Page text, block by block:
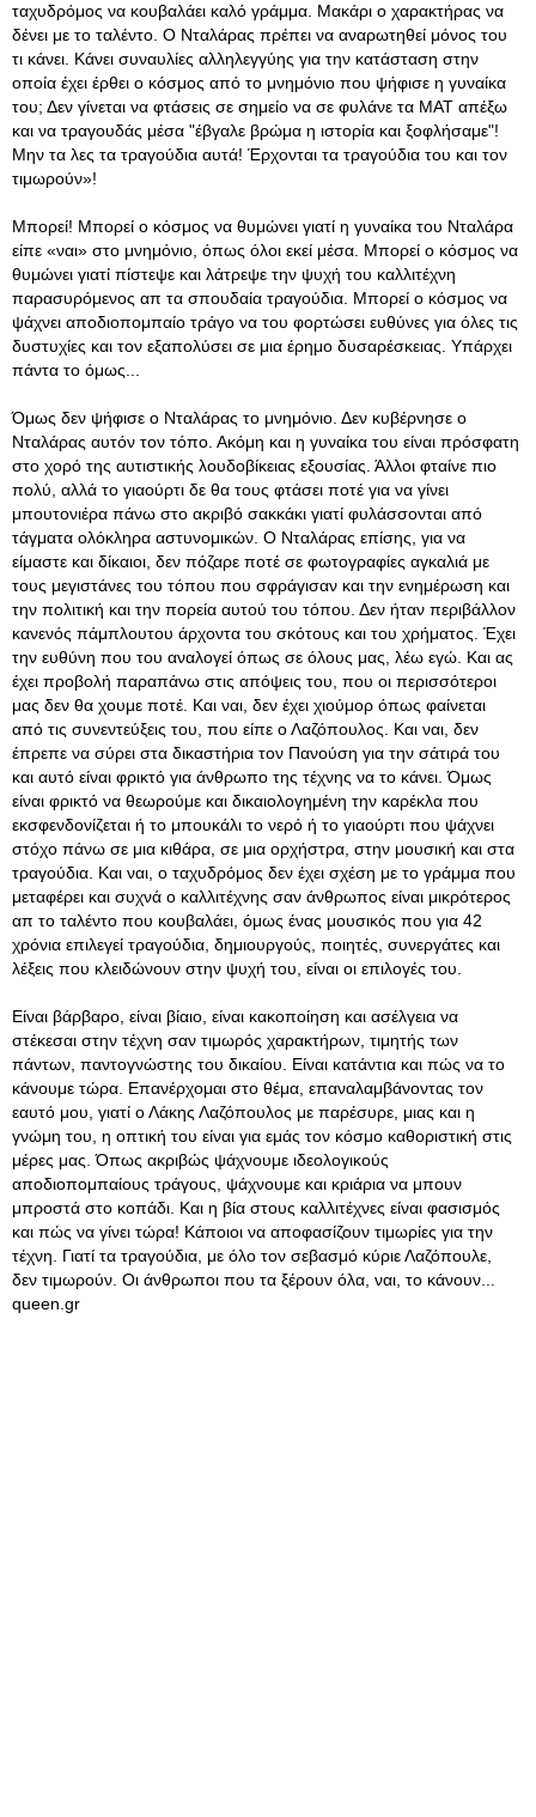
ταχυδρόμος να κουβαλάει καλό γράμμα. Μακάρι ο χαρακτήρας να
δένει με το ταλέντο. Ο Νταλάρας πρέπει να αναρωτηθεί μόνος του
τι κάνει. Κάνει συναυλίες αλληλεγγύης για την κατάσταση στην
οποία έχει έρθει ο κόσμος από το μνημόνιο που ψήφισε η γυναίκα
του; Δεν γίνεται να φτάσεις σε σημείο να σε φυλάνε τα ΜΑΤ απέξω
και να τραγουδάς μέσα "έβγαλε βρώμα η ιστορία και ξοφλήσαμε"!
Μην τα λες τα τραγούδια αυτά! Έρχονται τα τραγούδια του και τον
τιμωρούν»!
Μπορεί! Μπορεί ο κόσμος να θυμώνει γιατί η γυναίκα του Νταλάρα
είπε «ναι» στο μνημόνιο, όπως όλοι εκεί μέσα. Μπορεί ο κόσμος να
θυμώνει γιατί πίστεψε και λάτρεψε την ψυχή του καλλιτέχνη
παρασυρόμενος απ τα σπουδαία τραγούδια. Μπορεί ο κόσμος να
ψάχνει αποδιοπομπαίο τράγο να του φορτώσει ευθύνες για όλες τις
δυστυχίες και τον εξαπολύσει σε μια έρημο δυσαρέσκειας. Υπάρχει
πάντα το όμως...
Όμως δεν ψήφισε ο Νταλάρας το μνημόνιο. Δεν κυβέρνησε ο
Νταλάρας αυτόν τον τόπο. Ακόμη και η γυναίκα του είναι πρόσφατη
στο χορό της αυτιστικής λουδοβίκειας εξουσίας. Άλλοι φταίνε πιο
πολύ, αλλά το γιαούρτι δε θα τους φτάσει ποτέ για να γίνει
μπουτονιέρα πάνω στο ακριβό σακκάκι γιατί φυλάσσονται από
τάγματα ολόκληρα αστυνομικών. Ο Νταλάρας επίσης, για να
είμαστε και δίκαιοι, δεν πόζαρε ποτέ σε φωτογραφίες αγκαλιά με
τους μεγιστάνες του τόπου που σφράγισαν και την ενημέρωση και
την πολιτική και την πορεία αυτού του τόπου. Δεν ήταν περιβάλλον
κανενός πάμπλουτου άρχοντα του σκότους και του χρήματος. Έχει
την ευθύνη που του αναλογεί όπως σε όλους μας, λέω εγώ. Και ας
έχει προβολή παραπάνω στις απόψεις του, που οι περισσότεροι
μας δεν θα χουμε ποτέ. Και ναι, δεν έχει χιούμορ όπως φαίνεται
από τις συνεντεύξεις του, που είπε ο Λαζόπουλος. Και ναι, δεν
έπρεπε να σύρει στα δικαστήρια τον Πανούση για την σάτιρά του
και αυτό είναι φρικτό για άνθρωπο της τέχνης να το κάνει. Όμως
είναι φρικτό να θεωρούμε και δικαιολογημένη την καρέκλα που
εκσφενδονίζεται ή το μπουκάλι το νερό ή το γιαούρτι που ψάχνει
στόχο πάνω σε μια κιθάρα, σε μια ορχήστρα, στην μουσική και στα
τραγούδια. Και ναι, ο ταχυδρόμος δεν έχει σχέση με το γράμμα που
μεταφέρει και συχνά ο καλλιτέχνης σαν άνθρωπος είναι μικρότερος
απ το ταλέντο που κουβαλάει, όμως ένας μουσικός που για 42
χρόνια επιλεγεί τραγούδια, δημιουργούς, ποιητές, συνεργάτες και
λέξεις που κλειδώνουν στην ψυχή του, είναι οι επιλογές του.
Είναι βάρβαρο, είναι βίαιο, είναι κακοποίηση και ασέλγεια να
στέκεσαι στην τέχνη σαν τιμωρός χαρακτήρων, τιμητής των
πάντων, παντογνώστης του δικαίου. Είναι κατάντια και πώς να το
κάνουμε τώρα. Επανέρχομαι στο θέμα, επαναλαμβάνοντας τον
εαυτό μου, γιατί ο Λάκης Λαζόπουλος με παρέσυρε, μιας και η
γνώμη του, η οπτική του είναι για εμάς τον κόσμο καθοριστική στις
μέρες μας. Όπως ακριβώς ψάχνουμε ιδεολογικούς
αποδιοπομπαίους τράγους, ψάχνουμε και κριάρια να μπουν
μπροστά στο κοπάδι. Και η βία στους καλλιτέχνες είναι φασισμός
και πώς να γίνει τώρα! Κάποιοι να αποφασίζουν τιμωρίες για την
τέχνη. Γιατί τα τραγούδια, με όλο τον σεβασμό κύριε Λαζόπουλε,
δεν τιμωρούν. Οι άνθρωποι που τα ξέρουν όλα, ναι, το κάνουν...
queen.gr